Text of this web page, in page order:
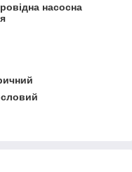
насосна